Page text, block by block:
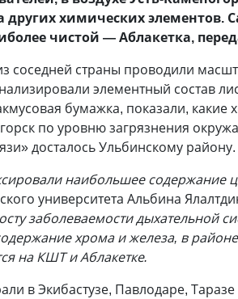
химических элементов.
чистой — Аблакетка,
соседней страны проводили
элементный состав
бумажка, показали,
по уровню загрязнения
досталось Ульбинскому району.
наибольшее содержание
университета Альбина
заболеваемости дыхательной
хрома и железа, в
на КШТ и Аблакетке.
в Экибастузе, Павлодаре, Таразе